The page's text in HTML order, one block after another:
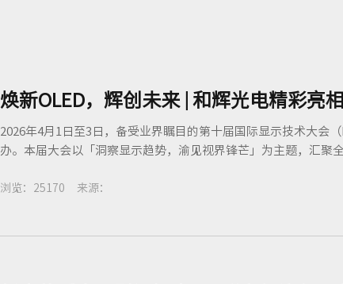
焕新OLED，辉创未来 | 和辉光电精彩亮
2026年4月1日至3日，备受业界瞩目的第十届国际显示技术大会
办。本届大会以「洞察显示趋势，渝见视界锋芒」为主题，汇聚
浏览：25170 来源：